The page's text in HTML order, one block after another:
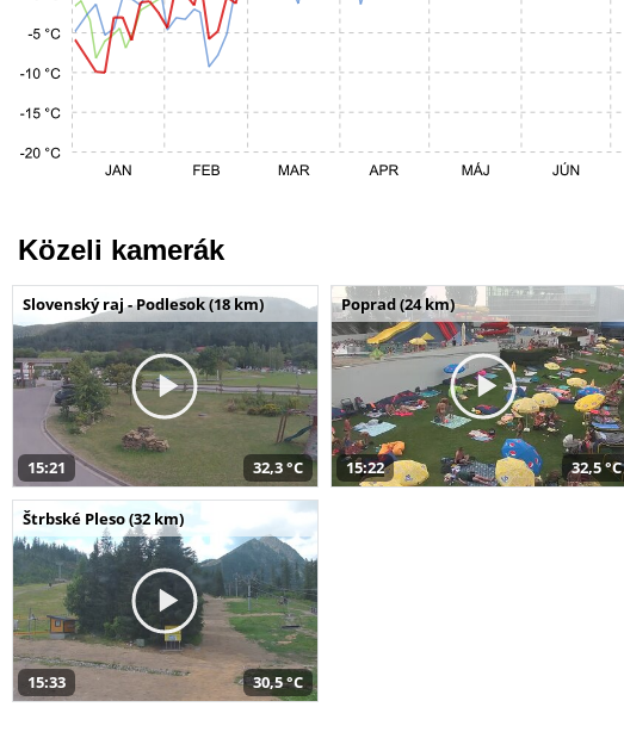
Közeli kamerák
Slovenský raj - Podlesok (18 km)
15:21 32,3 °C
Poprad (24 km)
15:22 32,5 °C
Štrbské Pleso (32 km)
15:33 30,5 °C